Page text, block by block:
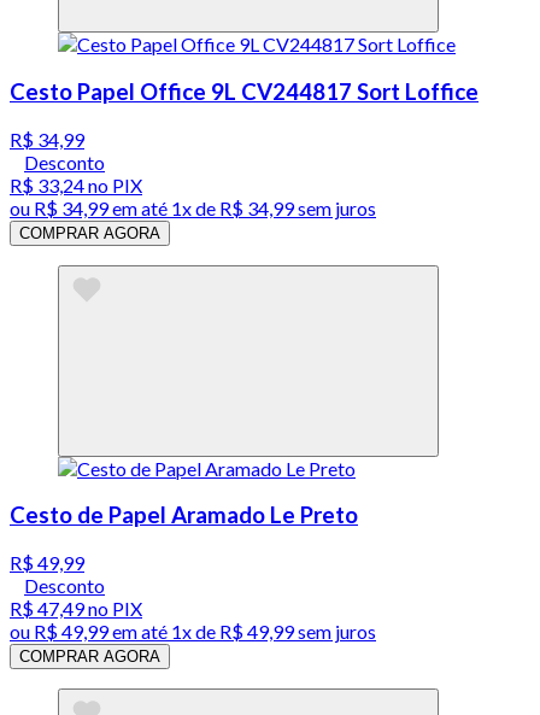
Cesto Papel Office 9L CV244817 Sort Loffice
R$ 34,99
Desconto
R$ 33,24no PIX
ou R$ 34,99em até 1x de R$ 34,99sem juros
COMPRAR AGORA
Cesto de Papel Aramado Le Preto
R$ 49,99
Desconto
R$ 47,49no PIX
ou R$ 49,99em até 1x de R$ 49,99sem juros
COMPRAR AGORA